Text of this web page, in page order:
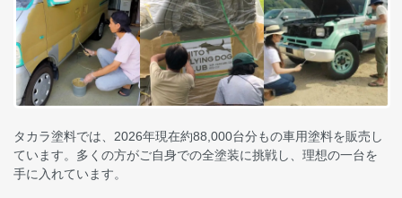
タカラ塗料では、2026年現在約88,000台分もの車用塗料を販売し
ています。多くの方がご自身での全塗装に挑戦し、理想の一台を
手に入れています。